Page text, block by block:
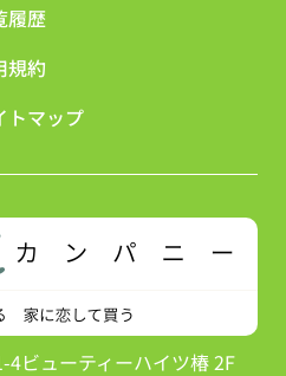
履歴
規約
トマップ
ビューティーハイツ椿 2F